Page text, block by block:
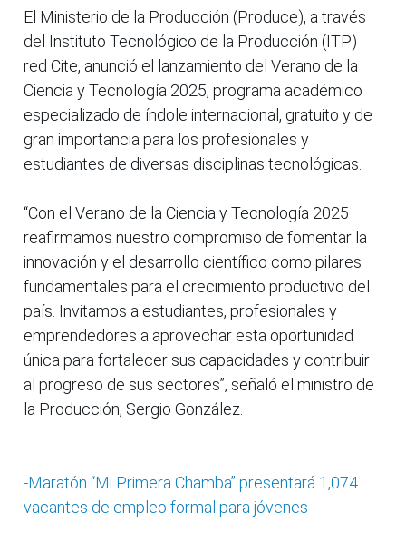
El Ministerio de la Producción (Produce), a través
del Instituto Tecnológico de la Producción (ITP)
red Cite, anunció el lanzamiento del Verano de la
Ciencia y Tecnología 2025, programa académico
especializado de índole internacional, gratuito y de
gran importancia para los profesionales y
estudiantes de diversas disciplinas tecnológicas.
“Con el Verano de la Ciencia y Tecnología 2025
reafirmamos nuestro compromiso de fomentar la
innovación y el desarrollo científico como pilares
fundamentales para el crecimiento productivo del
país. Invitamos a estudiantes, profesionales y
emprendedores a aprovechar esta oportunidad
única para fortalecer sus capacidades y contribuir
al progreso de sus sectores”, señaló el ministro de
la Producción, Sergio González.
-Maratón “Mi Primera Chamba” presentará 1,074
vacantes de empleo formal para jóvenes